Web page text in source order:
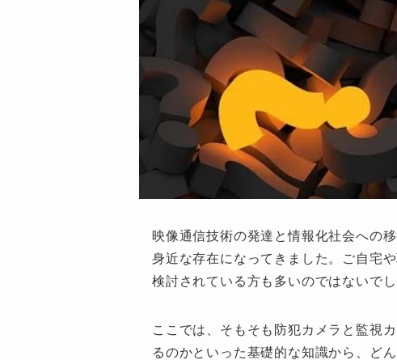
映像通信技術の発達と情報化社会への
身近な存在になってきました。ご自宅
検討されている方も多いのではないでし
ここでは、そもそも防犯カメラと監視
るのかといった基礎的な知識から、ど